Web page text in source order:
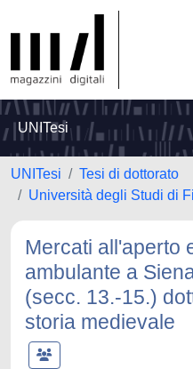
UNITesi
UNITesi
Tesi di dottorato
Università degli Studi di
Mercati all'aperto
ambulante a
(secc. 13.-15.)
storia medievale